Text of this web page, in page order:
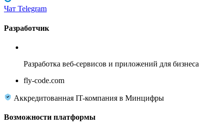
Чат Telegram
Разработчик
Разработка веб-сервисов и приложений для бизнеса
fly-code.com
Аккредитованная IT-компания в Минцифры
Возможности платформы